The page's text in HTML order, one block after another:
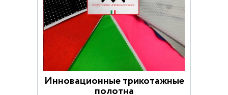
Инновационные трикотажные
полотна